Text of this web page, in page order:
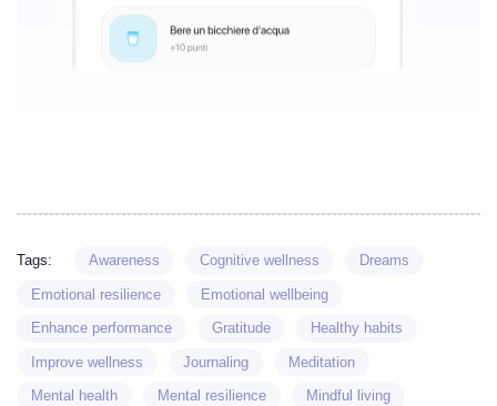
Tags: Awareness Cognitive wellness Dreams
Emotional resilience Emotional wellbeing
Enhance performance Gratitude Healthy habits
Improve wellness Journaling Meditation
Mental health Mental resilience Mindful living